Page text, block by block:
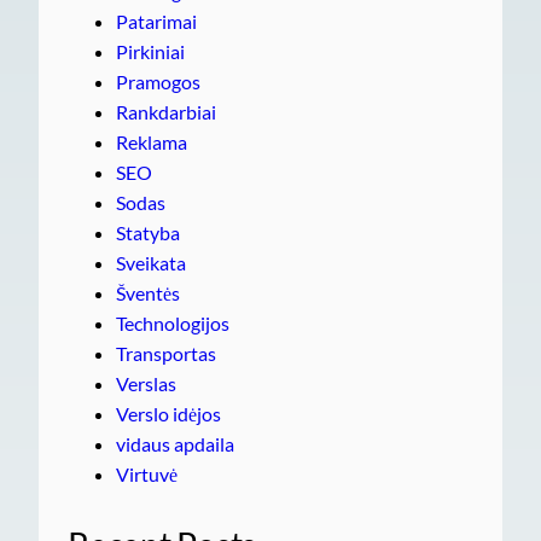
Patarimai
Pirkiniai
Pramogos
Rankdarbiai
Reklama
SEO
Sodas
Statyba
Sveikata
Šventės
Technologijos
Transportas
Verslas
Verslo idėjos
vidaus apdaila
Virtuvė